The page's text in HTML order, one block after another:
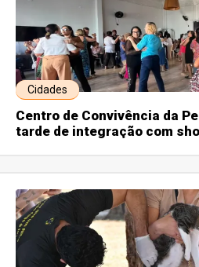
Cidades
Centro de Convivência da
tarde de integração com